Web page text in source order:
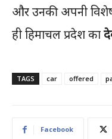
और उनकी अपनी
ही हिमाचल प्रदेश का
TAGS car offered
Facebook